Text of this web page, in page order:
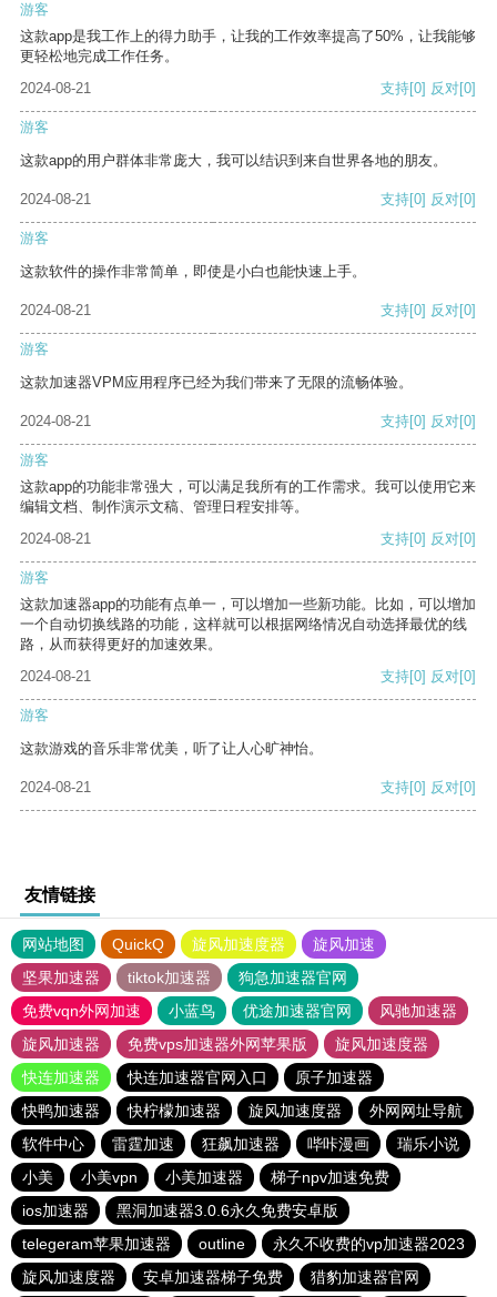
游客
这款app是我工作上的得力助手，让我的工作效率提高了50%，让我能够
更轻松地完成工作任务。
2024-08-21
支持[0] 反对[0]
游客
这款app的用户群体非常庞大，我可以结识到来自世界各地的朋友。
2024-08-21 支持[0] 反对[0]
游客
这款软件的操作非常简单，即使是小白也能快速上手。
2024-08-21 支持[0] 反对[0]
游客
这款加速器VPM应用程序已经为我们带来了无限的流畅体验。
2024-08-21 支持[0] 反对[0]
游客
这款app的功能非常强大，可以满足我所有的工作需求。我可以使用它来
编辑文档、制作演示文稿、管理日程安排等。
2024-08-21
支持[0] 反对[0]
游客
这款加速器app的功能有点单一，可以增加一些新功能。比如，可以增加
一个自动切换线路的功能，这样就可以根据网络情况自动选择最优的线
路，从而获得更好的加速效果。
2024-08-21
支持[0] 反对[0]
游客
这款游戏的音乐非常优美，听了让人心旷神怡。
2024-08-21 支持[0] 反对[0]
友情链接
网站地图 QuickQ 旋风加速度器
旋风加速
坚果加速器
tiktok加速器
狗急加速器官网
免费vqn外网加速
小蓝鸟 优途加速器官网
风驰加速器
旋风加速器
免费vps加速器外网苹果版
旋风加速度器
快连加速器
快连加速器官网入口
原子加速器
快鸭加速器
快柠檬加速器 旋风加速度器
外网网址导航
软件中心
雷霆加速 狂飙加速器 哔咔漫画
瑞乐小说
小美
小美vpn 小美加速器
梯子npv加速免费
ios加速器
黑洞加速器3.0.6永久免费安卓版
telegeram苹果加速器
outline
永久不收费的vp加速器2023
旋风加速度器
安卓加速器梯子免费 猎豹加速器官网